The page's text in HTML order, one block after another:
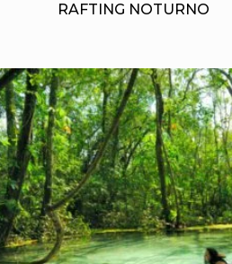
RAFTING NOTURNO